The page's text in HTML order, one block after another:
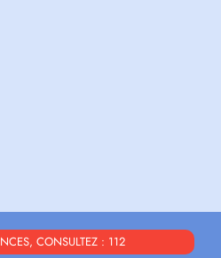
CONSULTEZ : 112